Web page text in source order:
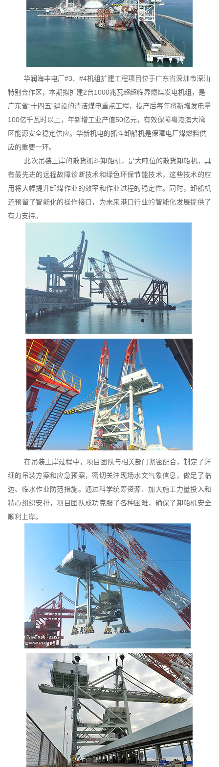
华润海丰电厂#3、#4机组扩建工程项目位于广东省深圳市深汕
特别合作区，本期拟扩建2台1000兆瓦超超临界燃煤发电机组，是
广东省“十四五”建设的清洁煤电重点工程，投产后每年将新增发电量
100亿千瓦时以上，年新增工业产值50亿元，有效保障粤港澳大湾
区能源安全稳定供应。华新机电的抓斗卸船机是保障电厂煤燃料供
应的重要一环。
此次吊装上岸的散货抓斗卸船机，是大吨位的散货卸船机，具
有最先进的远程故障诊断技术和绿色环保节能技术，这些技术的应
用将大幅提升卸煤作业的效率和作业过程的稳定性。同时，卸船机
还预留了智能化的操作接口，为未来港口行业的智能化发展提供了
有力支持。
在吊装上岸过程中，项目团队与相关部门紧密配合，制定了详
细的吊装方案和应急预案，密切关注现场水文气象信息，做足了临
边、临水作业防范措施。通过科学统筹资源、加大施工力量投入和
精心组织安排，项目团队成功克服了各种困难，确保了卸船机安全
顺利上岸。